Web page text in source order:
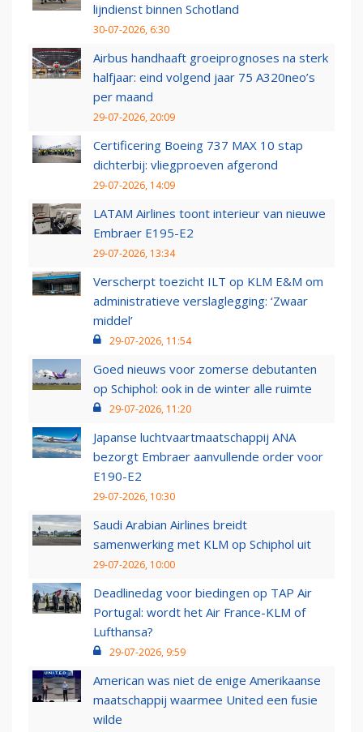
lijndienst binnen Schotland
30-07-2026, 6:30
Airbus handhaaft groeiprognoses na sterk
halfjaar: eind volgend jaar 75 A320neo’s
per maand
29-07-2026, 20:09
Certificering Boeing 737 MAX 10 stap
dichterbij: vliegproeven afgerond
29-07-2026, 14:09
LATAM Airlines toont interieur van nieuwe
Embraer E195-E2
29-07-2026, 13:34
Verscherpt toezicht ILT op KLM E&M om
administratieve verslaglegging: ‘Zwaar
middel’
29-07-2026, 11:54
Goed nieuws voor zomerse debutanten
op Schiphol: ook in de winter alle ruimte
29-07-2026, 11:20
Japanse luchtvaartmaatschappij ANA
bezorgt Embraer aanvullende order voor
E190-E2
29-07-2026, 10:30
Saudi Arabian Airlines breidt
samenwerking met KLM op Schiphol uit
29-07-2026, 10:00
Deadlinedag voor biedingen op TAP Air
Portugal: wordt het Air France-KLM of
Lufthansa?
29-07-2026, 9:59
American was niet de enige Amerikaanse
maatschappij waarmee United een fusie
wilde